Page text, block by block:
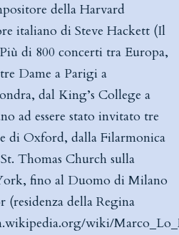
della Harvard
italiano di Steve Hackett (Il
di 800 concerti tra Europa,
Dame a Parigi a
dal King’s College a
ad essere stato invitato tre
di Oxford, dalla Filarmonica
Thomas Church sulla
fino al Duomo di Milano
(residenza della Regina
wiki/